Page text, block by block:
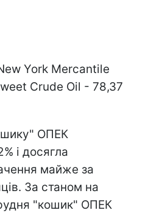
York Mercantile
Crude Oil - 78,37
ОПЕК
і досягла
майже за
За станом на
"кошик" ОПЕК